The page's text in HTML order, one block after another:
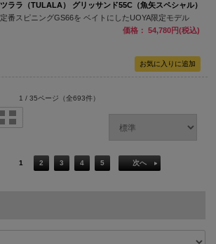
ツララ（TULALA） グリッサンド55C（魚矢スペシャル）
定番スピニングGS66を ベイトにしたUOYA限定モデル
価格： 54,780円(税込)
1 / 35ページ （全693件）
1 2 3 4 5 次へ